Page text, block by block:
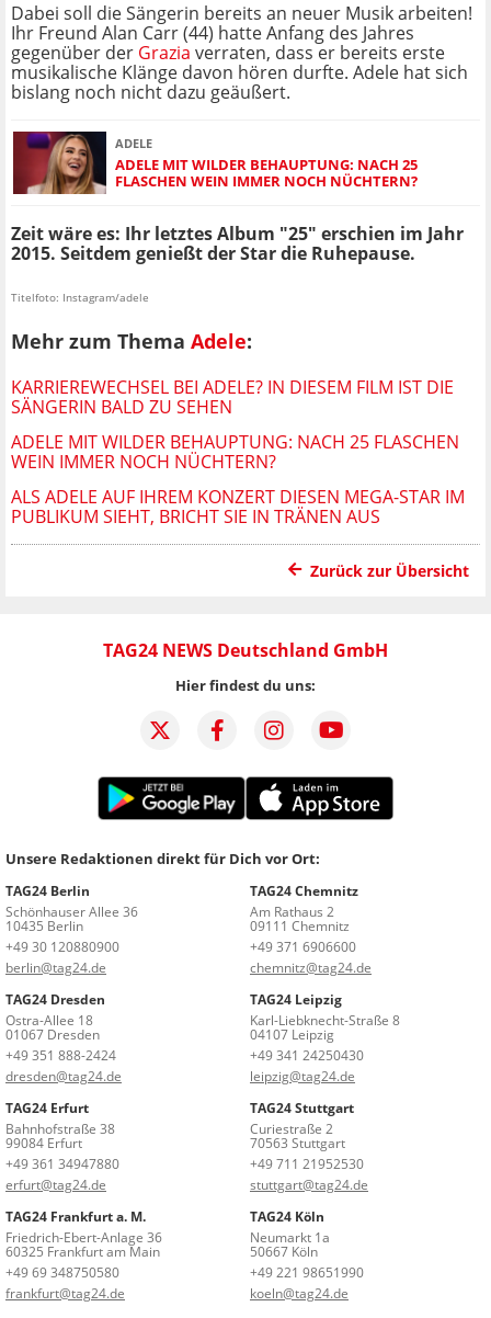
Dabei soll die Sängerin bereits an neuer Musik arbeiten!
Ihr Freund Alan Carr (44) hatte Anfang des Jahres
gegenüber der Grazia verraten, dass er bereits erste
musikalische Klänge davon hören durfte. Adele hat sich
bislang noch nicht dazu geäußert.
ADELE
ADELE MIT WILDER BEHAUPTUNG: NACH 25
FLASCHEN WEIN IMMER NOCH NÜCHTERN?
Zeit wäre es: Ihr letztes Album "25" erschien im Jahr
2015. Seitdem genießt der Star die Ruhepause.
Titelfoto: Instagram/adele
Mehr zum Thema Adele:
KARRIEREWECHSEL BEI ADELE? IN DIESEM FILM IST DIE
SÄNGERIN BALD ZU SEHEN
ADELE MIT WILDER BEHAUPTUNG: NACH 25 FLASCHEN
WEIN IMMER NOCH NÜCHTERN?
ALS ADELE AUF IHREM KONZERT DIESEN MEGA-STAR IM
PUBLIKUM SIEHT, BRICHT SIE IN TRÄNEN AUS
Zurück zur Übersicht
TAG24 NEWS Deutschland GmbH
Hier findest du uns:
Unsere Redaktionen direkt für Dich vor Ort:
TAG24 Berlin
Schönhauser Allee 36
10435 Berlin
+49 30 120880900
berlin@tag24.de
TAG24 Chemnitz
Am Rathaus 2
09111 Chemnitz
+49 371 6906600
chemnitz@tag24.de
TAG24 Dresden
Ostra-Allee 18
01067 Dresden
+49 351 888-2424
dresden@tag24.de
TAG24 Leipzig
Karl-Liebknecht-Straße 8
04107 Leipzig
+49 341 24250430
leipzig@tag24.de
TAG24 Erfurt
Bahnhofstraße 38
99084 Erfurt
+49 361 34947880
erfurt@tag24.de
TAG24 Stuttgart
Curiestraße 2
70563 Stuttgart
+49 711 21952530
stuttgart@tag24.de
TAG24 Frankfurt a. M.
Friedrich-Ebert-Anlage 36
60325 Frankfurt am Main
+49 69 348750580
frankfurt@tag24.de
TAG24 Köln
Neumarkt 1a
50667 Köln
+49 221 98651990
koeln@tag24.de